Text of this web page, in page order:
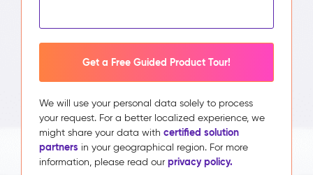
Get a Free Guided Product Tour!
We will use your personal data solely to process
your request. For a better localized experience, we
might share your data with certified solution
partners in your geographical region. For more
information, please read our privacy policy.